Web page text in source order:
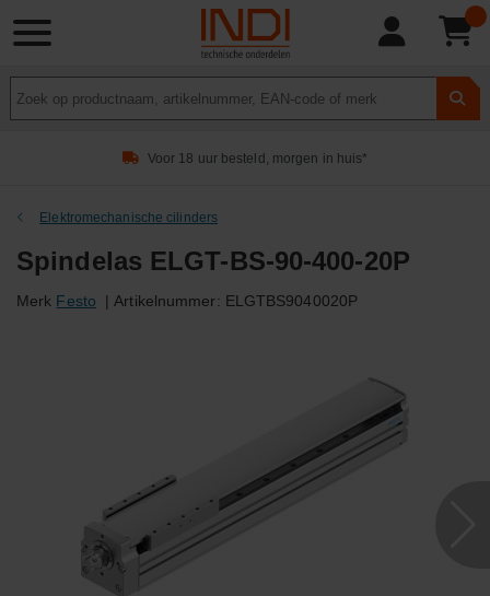
Voor 18 uur besteld, morgen in huis*
Elektromechanische cilinders
Spindelas ELGT-BS-90-400-20P
Merk Festo | Artikelnummer: ELGTBS9040020P